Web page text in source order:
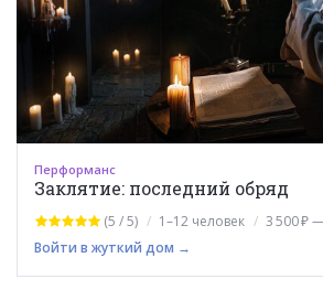
Перформанс
Заклятие: последний обряд
(5 / 5) 1–12 человек
3 500 ₽
Войти в жуткий дом →